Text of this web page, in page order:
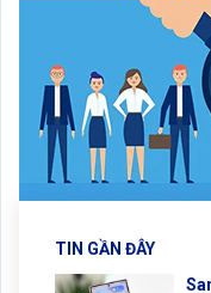
TIN GẦN ĐÂY